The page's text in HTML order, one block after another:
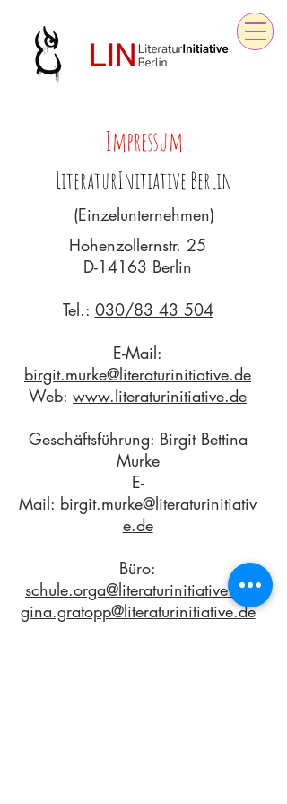
Impressum
LiteraturInitiative Berlin
(Einzelunternehmen)
Hohenzollernstr. 25
D-14163 Berlin
Tel.: 030/83 43 504
E-Mail:
birgit.murke@literaturinitiative.de
Web: www.literaturinitiative.de
​Geschäftsführung: Birgit Bettina
Murke
E-
Mail: birgit.murke@literaturinitiativ
e.de
Büro:
schule.orga@literaturinitiative.de
gina.gratopp@literaturinitiative.de